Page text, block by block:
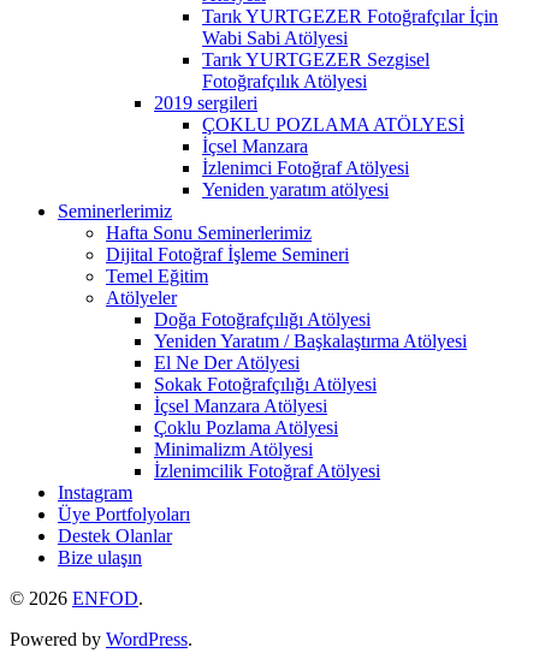
Tarık YURTGEZER Fotoğrafçılar İçin
Wabi Sabi Atölyesi
Tarık YURTGEZER Sezgisel
Fotoğrafçılık Atölyesi
2019 sergileri
ÇOKLU POZLAMA ATÖLYESİ
İçsel Manzara
İzlenimci Fotoğraf Atölyesi
Yeniden yaratım atölyesi
Seminerlerimiz
Hafta Sonu Seminerlerimiz
Dijital Fotoğraf İşleme Semineri
Temel Eğitim
Atölyeler
Doğa Fotoğrafçılığı Atölyesi
Yeniden Yaratım / Başkalaştırma Atölyesi
El Ne Der Atölyesi
Sokak Fotoğrafçılığı Atölyesi
İçsel Manzara Atölyesi
Çoklu Pozlama Atölyesi
Minimalizm Atölyesi
İzlenimcilik Fotoğraf Atölyesi
Instagram
Üye Portfolyoları
Destek Olanlar
Bize ulaşın
© 2026 ENFOD.
Powered by WordPress.